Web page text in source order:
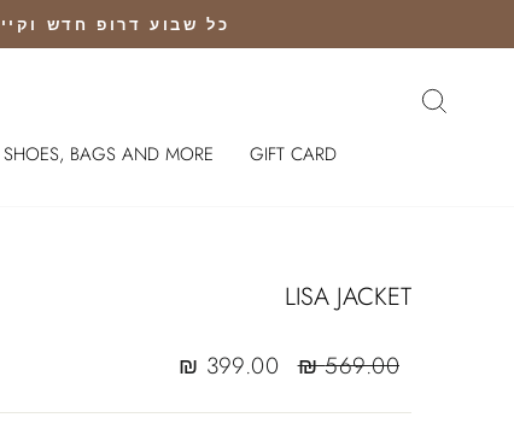
כל שבוע דרופ חדש וקייצי נוחת
GIFT CARD
SHOES, BAGS AND MORE
LISA JACKET
Regular
569.00 ₪
Sale
399.00 ₪